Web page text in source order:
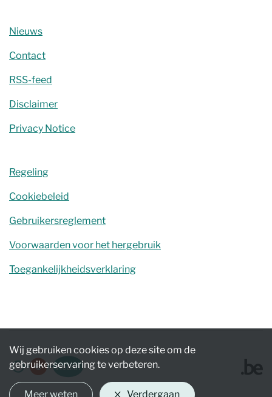
Nieuws
Contact
RSS-feed
Disclaimer
Privacy Notice
Regeling
Cookiebeleid
Gebruikersreglement
Voorwaarden voor het hergebruik
Toegankelijkheidsverklaring
Wij gebruiken cookies op deze site om de
gebruikerservaring te verbeteren.
Meer weten Verdergaan